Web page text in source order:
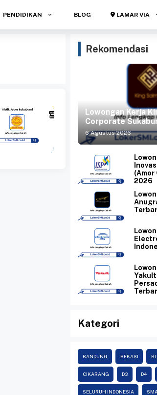
PENDIDIKAN BLOG LAMAR VIA
Rekomendasi
Lowongan Kerja
Corporate
6 Agustus 2026
(Amor
2026
Kategori
BANDUNG BEKASI
CIKARANG D3 D4
SELURUH INDONESIA